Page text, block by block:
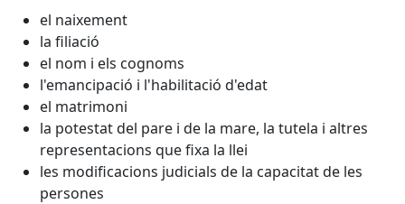
el naixement
la filiació
el nom i els cognoms
l'emancipació i l'habilitació d'edat
el matrimoni
la potestat del pare i de la mare, la tutela i altres
representacions que fixa la llei
les modificacions judicials de la capacitat de les
persones